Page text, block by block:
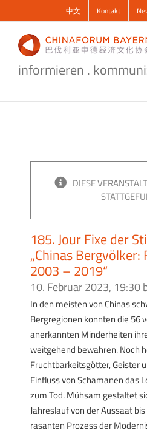
Inhalt
springen
中文 Kontakt
informieren .
DIESE
185. Jour Fixe der
„Chinas
2003 – 2019“
10. Februar 2023, 19:30
In den meisten von Chinas
Bergregionen konnten die 56
anerkannten Minderheiten
weitgehend bewahren. Noch
Fruchtbarkeitsgötter, Geister
Einfluss von Schamanen das
zum Tod. Mühsam gestaltet
Jahreslauf von der Aussaat
rasanten Prozess der